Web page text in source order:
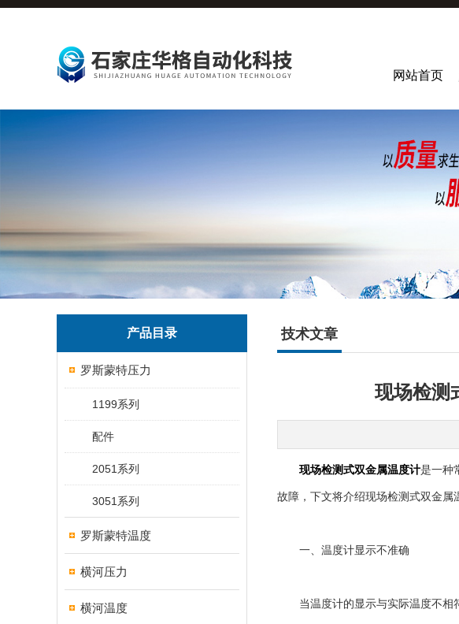
网站首页
产品目录
罗斯蒙特压力
1199系列
配件
2051系列
3051系列
罗斯蒙特温度
横河压力
横河温度
技术文章
现场检测
现场检测式双金属温度计是一种
故障，下文将介绍现场检测式双金属
一、温度计显示不准确
当温度计的显示与实际温度不相符